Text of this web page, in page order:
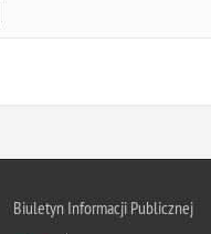
Biuletyn Informacji Publicznej